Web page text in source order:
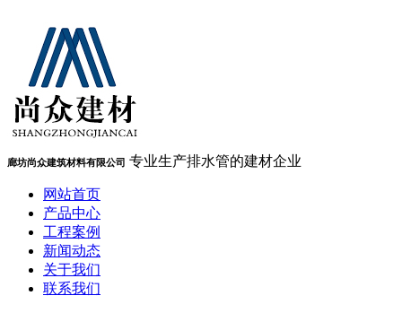
廊坊尚众建筑材料有限公司 专业生产排水管的建材企业
网站首页
产品中心
工程案例
新闻动态
关于我们
联系我们